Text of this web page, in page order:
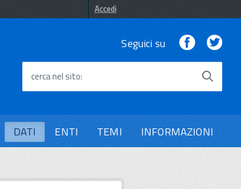
Accedi
Seguici su Facebook
cerca nel sito
DATI ENTI TEMI INFORMAZIONI